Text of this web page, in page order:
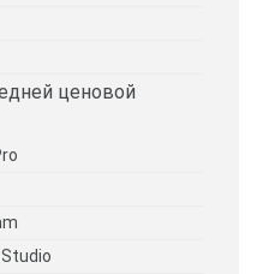
ценовой